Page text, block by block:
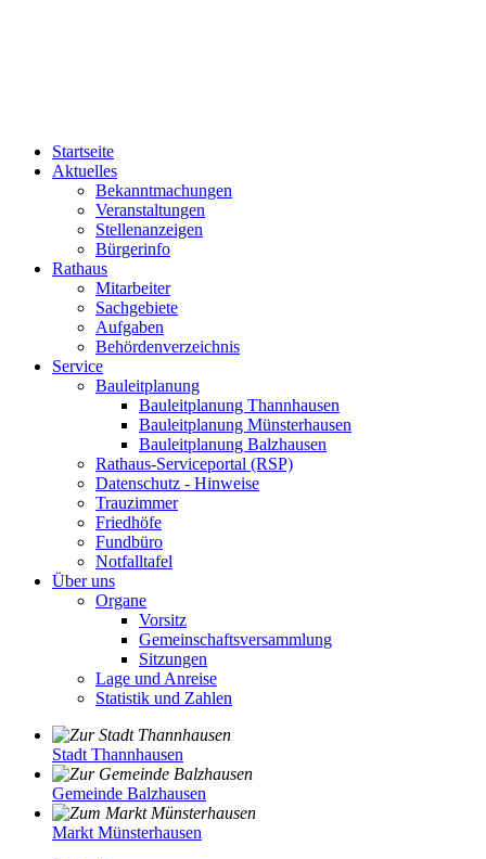
Startseite
Aktuelles
Bekanntmachungen
Veranstaltungen
Stellenanzeigen
Bürgerinfo
Rathaus
Mitarbeiter
Sachgebiete
Aufgaben
Behördenverzeichnis
Service
Bauleitplanung
Bauleitplanung Thannhausen
Bauleitplanung Münsterhausen
Bauleitplanung Balzhausen
Rathaus-Serviceportal (RSP)
Datenschutz - Hinweise
Trauzimmer
Friedhöfe
Fundbüro
Notfalltafel
Über uns
Organe
Vorsitz
Gemeinschaftsversammlung
Sitzungen
Lage und Anreise
Statistik und Zahlen
Stadt Thannhausen
Gemeinde Balzhausen
Markt Münsterhausen